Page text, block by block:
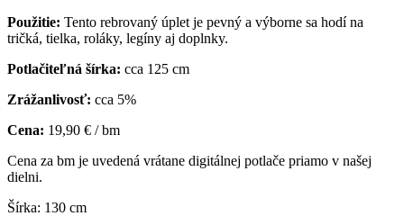
Použitie: Tento rebrovaný úplet je pevný a výborne sa hodí na
tričká, tielka, roláky, legíny aj doplnky.
Potlačiteľná šírka: cca 125 cm
Zrážanlivosť: cca 5%
Cena: 19,90 € / bm
Cena za bm je uvedená vrátane digitálnej potlače priamo v našej
dielni.
Šírka: 130 cm